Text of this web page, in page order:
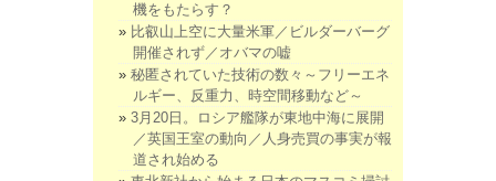
機をもたらす？
比叡山上空に大量米軍／ビルダーバーグ
開催されず／オバマの嘘
秘匿されていた技術の数々～フリーエネ
ルギー、反重力、時空間移動など～
3月20日。ロシア艦隊が東地中海に展開
／英国王室の動向／人身売買の事実が報
道され始める